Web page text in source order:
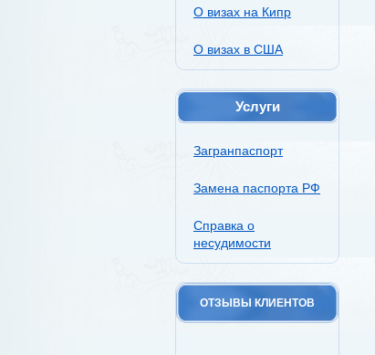
О визах на Кипр
О визах в США
Услуги
Загранпаспорт
Замена паспорта РФ
Справка о
несудимости
ОТЗЫВЫ КЛИЕНТОВ